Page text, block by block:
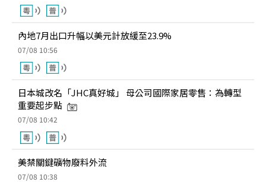
內地7月出口升幅以美元計放緩至23.9%
07/08 10:56
日本城改名「JHC真好城」 母公司國際家居零售：為轉型
重要起步點
07/08 10:42
美禁關鍵礦物廢料外流
07/08 10:38